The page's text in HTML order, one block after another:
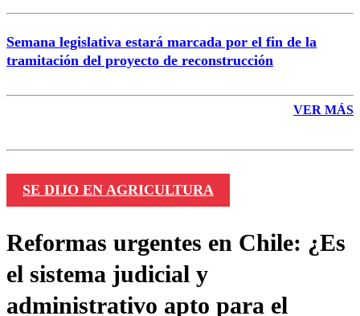
Semana legislativa estará marcada por el fin de la
tramitación del proyecto de reconstrucción
VER MÁS
SE DIJO EN AGRICULTURA
Reformas urgentes en Chile: ¿Es
el sistema judicial y
administrativo apto para el